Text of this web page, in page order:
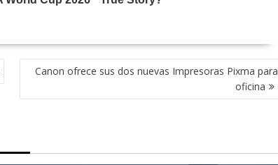
Canon ofrece sus dos nuevas Impresoras Pixma para
oficina